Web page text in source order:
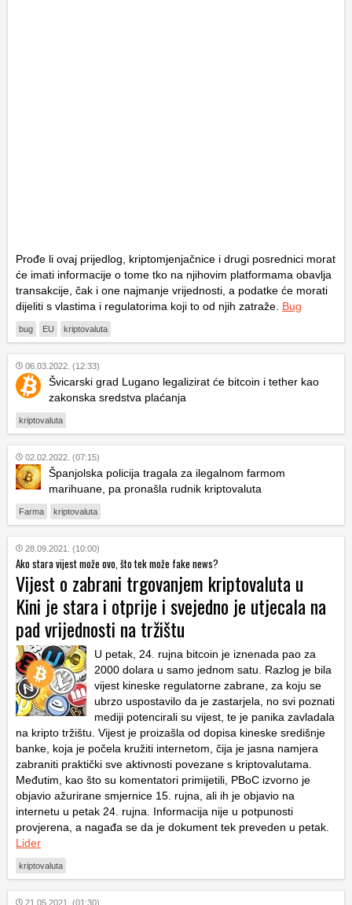
Prođe li ovaj prijedlog, kriptomjenjačnice i drugi posrednici morat
će imati informacije o tome tko na njihovim platformama obavlja
transakcije, čak i one najmanje vrijednosti, a podatke će morati
dijeliti s vlastima i regulatorima koji to od njih zatraže. Bug
bug EU kriptovaluta
06.03.2022. (12:33)
Švicarski grad Lugano legalizirat će bitcoin i tether kao
zakonska sredstva plaćanja
kriptovaluta
02.02.2022. (07:15)
Španjolska policija tragala za ilegalnom farmom
marihuane, pa pronašla rudnik kriptovaluta
Farma kriptovaluta
28.09.2021. (10:00)
Ako stara vijest može ovo, što tek može fake news?
Vijest o zabrani trgovanjem kriptovaluta u
Kini je stara i otprije i svejedno je utjecala na
pad vrijednosti na tržištu
U petak, 24. rujna bitcoin je iznenada pao za
2000 dolara u samo jednom satu. Razlog je bila
vijest kineske regulatorne zabrane, za koju se
ubrzo uspostavilo da je zastarjela, no svi poznati
mediji potencirali su vijest, te je panika zavladala
na kripto tržištu. Vijest je proizašla od dopisa kineske središnje
banke, koja je počela kružiti internetom, čija je jasna namjera
zabraniti praktički sve aktivnosti povezane s kriptovalutama.
Međutim, kao što su komentatori primijetili, PBoC izvorno je
objavio ažurirane smjernice 15. rujna, ali ih je objavio na
internetu u petak 24. rujna. Informacija nije u potpunosti
provjerena, a nagađa se da je dokument tek preveden u petak.
Lider
kriptovaluta
21.05.2021. (01:30)